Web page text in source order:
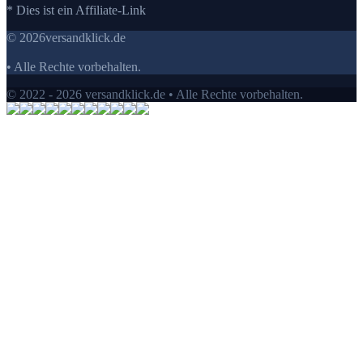
* Dies ist ein Affiliate-Link
© 2026versandklick.de
• Alle Rechte vorbehalten.
© 2022 - 2026 versandklick.de • Alle Rechte vorbehalten.